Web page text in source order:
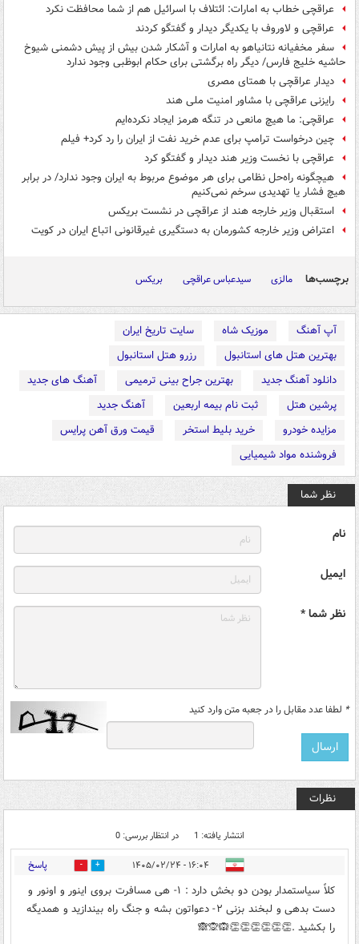
عراقچی خطاب به امارات: ائتلاف با اسرائیل هم از شما محافظت نکرد
عراقچی و لاوروف با یکدیگر دیدار و گفتگو کردند
سفر مخفیانه نتانیاهو به امارات و آشکار شدن بیش از پیش دشمنی شیوخ
حاشیه خلیج فارس/ دیگر راه برگشتی برای حکام ابوظبی وجود ندارد
دیدار عراقچی با همتای مصری
رایزنی عراقچی با مشاور امنیت ملی هند
عراقچی: ما هیچ مانعی در تنگه هرمز ایجاد نکرده‌ایم
چین درخواست ترامپ برای عدم خرید نفت از ایران را رد کرد+ فیلم
عراقچی با نخست وزیر هند دیدار و گفتگو کرد
هیچگونه راه‌حل نظامی برای هر موضوع مربوط به ایران وجود ندارد/ در برابر
هیچ فشار یا تهدیدی سرخم نمی‌کنیم
استقبال وزیر خارجه هند از عراقچی در نشست بریکس
اعتراض وزیر خارجه کشورمان به دستگیری غیرقانونی اتباع ایران در کویت
برچسب‌ها مالزی سیدعباس عراقچی بریکس
آپ آهنگ موزیک شاه
سایت تاریخ ایران
بهترین هتل های استانبول
رزرو هتل استانبول
دانلود آهنگ جدید
بهترین جراح بینی ترمیمی
آهنگ های جدید
پرشین هتل
ثبت نام بیمه اربعین
آهنگ جدید
مزایده خودرو
خرید بلیط استخر
قیمت ورق آهن پرایس
فروشنده مواد شیمیایی
نظر شما
نام
ایمیل
نظر شما *
* لطفا عدد مقابل را در جعبه متن وارد کنید
نظرات
انتشار یافته: 1 در انتظار بررسی: 0
۱۶:۰۴ - ۱۴۰۵/۰۲/۲۴ 0 پاسخ
کلاً سیاستمدار بودن دو بخش دارد : ۱- هی مسافرت بروی اینور و اونور و
دست بدهی و لبخند بزنی ۲- دعواتون بشه و جنگ راه بیندازید و همدیگه
را بکشید .👏👏👏👏👏👏🙉🙊🙈